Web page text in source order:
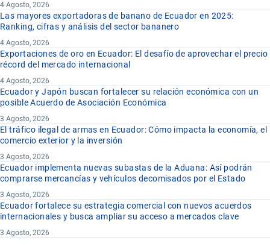
4 Agosto, 2026
Las mayores exportadoras de banano de Ecuador en 2025:
Ranking, cifras y análisis del sector bananero
4 Agosto, 2026
Exportaciones de oro en Ecuador: El desafío de aprovechar el precio
récord del mercado internacional
4 Agosto, 2026
Ecuador y Japón buscan fortalecer su relación económica con un
posible Acuerdo de Asociación Económica
3 Agosto, 2026
El tráfico ilegal de armas en Ecuador: Cómo impacta la economía, el
comercio exterior y la inversión
3 Agosto, 2026
Ecuador implementa nuevas subastas de la Aduana: Así podrán
comprarse mercancías y vehículos decomisados por el Estado
3 Agosto, 2026
Ecuador fortalece su estrategia comercial con nuevos acuerdos
internacionales y busca ampliar su acceso a mercados clave
3 Agosto, 2026